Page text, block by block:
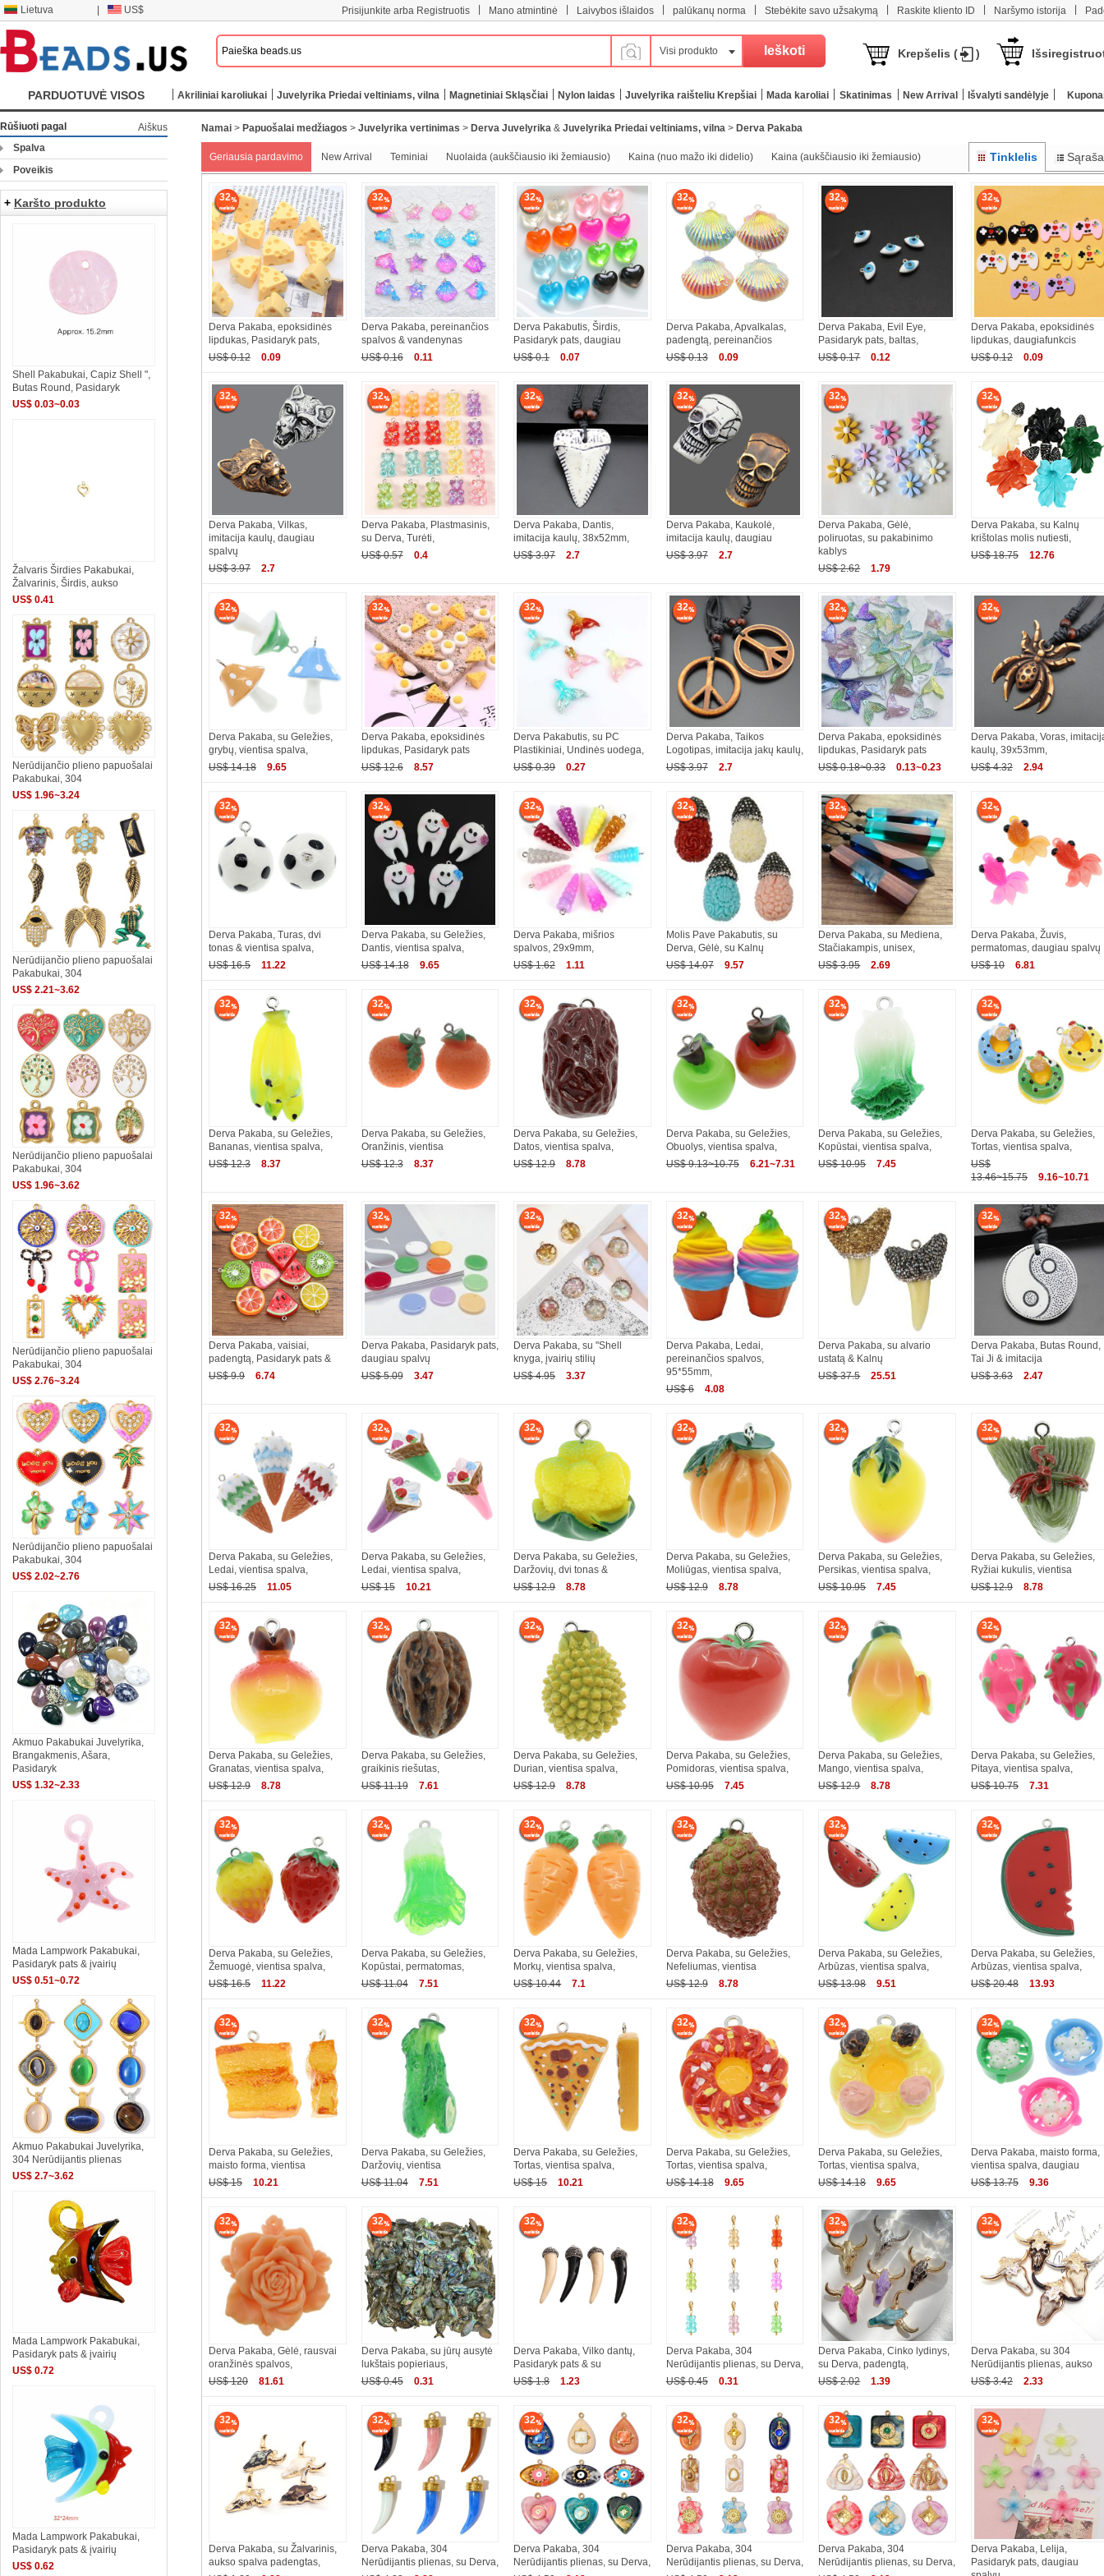
Lietuva US$ Prisijunkite arba Registruotis Mano atmintinė Laivybos išlaidos palūkanų norma Stebėkite savo užsakymą Raskite kliento ID Naršymo istorija
Visi produkto Krepšelis ( )
PARDUOTUVĖ VISOS
KATEGORIJOS
Akriliniai karoliukai Juvelyrika Priedai veltiniams, vilna Magnetiniai Skląsčiai Nylon laidas Juvelyrika raišteliu Krepšiai Mada karoliai Skatinimas New Arrival Išvalyti sandėlyje
Namai> Papuošalai medžiagos > Juvelyrika vertinimas > Derva Juvelyrika& Juvelyrika Priedai veltiniams, vilna> Derva Pakaba
Geriausia pardavimo New Arrival Teminiai Nuolaida (aukščiausio iki žemiausio) Kaina (nuo mažo iki didelio) Kaina (aukščiausio iki žemiausio) Tinklelis
32
Derva Pakaba, epoksidinės
lipdukas, Pasidaryk pats,
US$ 0.12
0.09
32
Derva Pakaba, pereinančios
spalvos & vandenynas
US$ 0.16
0.11
32
Derva Pakabutis, Širdis,
Pasidaryk pats, daugiau
US$ 0.1
0.07
32
Derva Pakaba, Apvalkalas,
padengtą, pereinančios
US$ 0.13
0.09
32
Derva Pakaba, Evil Eye,
Pasidaryk pats, baltas,
US$ 0.17
0.12
32
Derva Pakaba, epoksidinės
lipdukas, daugiafunkcis
US$ 0.12
0.09
32
Derva Pakaba, Vilkas,
imitacija kaulų, daugiau
spalvų
US$ 3.97
2.7
32
Derva Pakaba, Plastmasinis,
su Derva, Turėti,
US$ 0.57
0.4
32
Derva Pakaba, Dantis,
imitacija kaulų, 38x52mm,
US$ 3.97
2.7
32
Derva Pakaba, Kaukolė,
imitacija kaulų, daugiau
US$ 3.97
2.7
32
Derva Pakaba, Gėlė,
poliruotas, su pakabinimo
kablys
US$ 2.62
1.79
32
Derva Pakaba, su Kalnų
krištolas molis nutiesti,
US$ 18.75
12.76
32
Derva Pakaba, su Geležies,
grybų, vientisa spalva,
US$ 14.18
9.65
32
Derva Pakaba, epoksidinės
lipdukas, Pasidaryk pats
US$ 12.6
8.57
32
Derva Pakabutis, su PC
Plastikiniai, Undinės uodega,
US$ 0.39
0.27
32
Derva Pakaba, Taikos
Logotipas, imitacija jakų kaulų,
US$ 3.97
2.7
32
Derva Pakaba, epoksidinės
lipdukas, Pasidaryk pats
US$ 0.18~0.33
0.13~0.23
32
Derva Pakaba, Voras,
kaulų, 39x53mm,
US$ 4.32
2.94
32
Derva Pakaba, Turas, dvi
tonas & vientisa spalva,
US$ 16.5
11.22
32
Derva Pakaba, su Geležies,
Dantis, vientisa spalva,
US$ 14.18
9.65
32
Derva Pakaba, mišrios
spalvos, 29x9mm,
US$ 1.62
1.11
32
Molis Pave Pakabutis, su
Derva, Gėlė, su Kalnų
US$ 14.07
9.57
32
Derva Pakaba, su Mediena,
Stačiakampis, unisex,
US$ 3.95
2.69
32
Derva Pakaba, Žuvis,
permatomas, daugiau spalvų
US$ 10
6.81
32
Derva Pakaba, su Geležies,
Bananas, vientisa spalva,
US$ 12.3
8.37
32
Derva Pakaba, su Geležies,
Oranžinis, vientisa
US$ 12.3
8.37
32
Derva Pakaba, su Geležies,
Datos, vientisa spalva,
US$ 12.9
8.78
32
Derva Pakaba, su Geležies,
Obuolys, vientisa spalva,
US$ 9.13~10.75
6.21~7.31
32
Derva Pakaba, su Geležies,
Kopūstai, vientisa spalva,
US$ 10.95
7.45
32
Derva Pakaba, su Geležies,
Tortas, vientisa spalva,
US$
13.46~15.75
9.16~10.71
32
Derva Pakaba, vaisiai,
padengtą, Pasidaryk pats &
US$ 9.9
6.74
32
Derva Pakaba, Pasidaryk pats,
daugiau spalvų
US$ 5.09
3.47
32
Derva Pakaba, su "Shell
knyga, įvairių stilių
US$ 4.95
3.37
32
Derva Pakaba, Ledai,
pereinančios spalvos,
95*55mm,
US$ 6
4.08
32
Derva Pakaba, su alvario
ustatą & Kalnų
US$ 37.5
25.51
32
Derva Pakaba, Butas Round,
Tai Ji & imitacija
US$ 3.63
2.47
32
Derva Pakaba, su Geležies,
Ledai, vientisa spalva,
US$ 16.25
11.05
32
Derva Pakaba, su Geležies,
Ledai, vientisa spalva,
US$ 15
10.21
32
Derva Pakaba, su Geležies,
Daržovių, dvi tonas &
US$ 12.9
8.78
32
Derva Pakaba, su Geležies,
Moliūgas, vientisa spalva,
US$ 12.9
8.78
32
Derva Pakaba, su Geležies,
Persikas, vientisa spalva,
US$ 10.95
7.45
32
Derva Pakaba, su Geležies,
Ryžiai kukulis, vientisa
US$ 12.9
8.78
32
Derva Pakaba, su Geležies,
Granatas, vientisa spalva,
US$ 12.9
8.78
32
Derva Pakaba, su Geležies,
graikinis riešutas,
US$ 11.19
7.61
32
Derva Pakaba, su Geležies,
Durian, vientisa spalva,
US$ 12.9
8.78
32
Derva Pakaba, su Geležies,
Pomidoras, vientisa spalva,
US$ 10.95
7.45
32
Derva Pakaba, su Geležies,
Mango, vientisa spalva,
US$ 12.9
8.78
32
Derva Pakaba, su Geležies,
Pitaya, vientisa spalva,
US$ 10.75
7.31
32
Derva Pakaba, su Geležies,
Žemuogė, vientisa spalva,
US$ 16.5
11.22
32
Derva Pakaba, su Geležies,
Kopūstai, permatomas,
US$ 11.04
7.51
32
Derva Pakaba, su Geležies,
Morkų, vientisa spalva,
US$ 10.44
7.1
32
Derva Pakaba, su Geležies,
Nefeliumas, vientisa
US$ 12.9
8.78
32
Derva Pakaba, su Geležies,
Arbūzas, vientisa spalva,
US$ 13.98
9.51
32
Derva Pakaba, su Geležies,
Arbūzas, vientisa spalva,
US$ 20.48
13.93
32
Derva Pakaba, su Geležies,
maisto forma, vientisa
US$ 15
10.21
32
Derva Pakaba, su Geležies,
Daržovių, vientisa
US$ 11.04
7.51
32
Derva Pakaba, su Geležies,
Tortas, vientisa spalva,
US$ 15
10.21
32
Derva Pakaba, su Geležies,
Tortas, vientisa spalva,
US$ 14.18
9.65
32
Derva Pakaba, su Geležies,
Tortas, vientisa spalva,
US$ 14.18
9.65
32
Derva Pakaba, maisto forma,
vientisa spalva, daugiau
US$ 13.75
9.36
32
Derva Pakaba, Gėlė, rausvai
oranžinės spalvos,
US$ 120
81.61
32
Derva Pakaba, su jūrų ausytė
lukštais popieriaus,
US$ 0.45
0.31
32
Derva Pakaba, Vilko dantų,
Pasidaryk pats & su
US$ 1.8
1.23
32
Derva Pakaba, 304
Nerūdijantis plienas, su Derva,
US$ 0.45
0.31
32
Derva Pakaba, Cinko lydinys,
su Derva, padengtą,
US$ 2.02
1.39
32
Derva Pakaba, su 304
Nerūdijantis plienas, aukso
US$ 3.42
2.33
32
Derva Pakaba, su Žalvarinis,
aukso spalva padengtas,
32
Derva Pakaba, 304
Nerūdijantis plienas, su Derva,
32
Derva Pakaba, 304
Nerūdijantis plienas, su Derva,
32
Derva Pakaba, 304
Nerūdijantis plienas, su Derva,
32
Derva Pakaba, 304
Nerūdijantis plienas, su Derva,
32
Derva Pakaba, Lelija,
Pasidaryk pats, daugiau
Rūšiuoti pagal
Aiškus
Spalva
Poveikis
+ Karšto produkto
Shell Pakabukai, Capiz Shell ",
Butas Round, Pasidaryk
US$ 0.03~0.03
Žalvaris Širdies Pakabukai,
Žalvarinis, Širdis, aukso
US$ 0.41
Nerūdijančio plieno papuošalai
Pakabukai, 304
US$ 1.96~3.24
Nerūdijančio plieno papuošalai
Pakabukai, 304
US$ 2.21~3.62
Nerūdijančio plieno papuošalai
Pakabukai, 304
US$ 1.96~3.62
Nerūdijančio plieno papuošalai
Pakabukai, 304
US$ 2.76~3.24
Nerūdijančio plieno papuošalai
Pakabukai, 304
US$ 2.02~2.76
Akmuo Pakabukai Juvelyrika,
Brangakmenis, Ašara,
Pasidaryk
US$ 1.32~2.33
Mada Lampwork Pakabukai,
Pasidaryk pats & įvairių
US$ 0.51~0.72
Akmuo Pakabukai Juvelyrika,
304 Nerūdijantis plienas
US$ 2.7~3.62
Mada Lampwork Pakabukai,
Pasidaryk pats & įvairių
US$ 0.72
Mada Lampwork Pakabukai,
Pasidaryk pats & įvairių
US$ 0.62